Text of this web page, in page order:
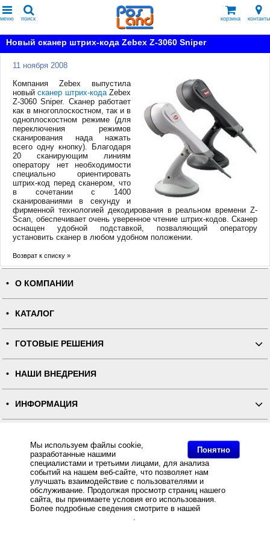
Понятно
Мы используем файлы cookie,
разработанные нашими
специалистами и третьими лицами, для анализа
событий на нашем веб-сайте, что позволяет нам
улучшать взаимодействие с пользователями и
обслуживание. Продолжая просмотр страниц нашего
сайта, вы принимаете условия его использования.
Более подробные сведения смотрите в нашей
.
меню поиск корзина контакты
Новый сканер штрих-кода Zebex Z-3060 Sniper
11 ноября 2008
Компания Zebex выпустила
новыйсканер штрих-кодаZebex
Z-3060 Sniper. Сканер работает
как в многоплоскостном, так и в
одноплоскостном режиме (для
переключения режимов
сканирования нада нажать
всего одну кнопку). Благодаря
20 сканирующим линиям
оператору нет необходимости
специально ориентировать
штрих-код перед сканером, что
в сочетании с 1400
сканированиями в секунду и
фирменной технологией декодирования в реальном времени Z-
Scan, обеспечивает очень уверенное чтение штрих-кодов. Сканер
оснащен удобной подставкой, позваляющий оператору
установить сканер в любом удобном положении.
Возврат к списку »
О КОМПАНИИ
КАТАЛОГ
ГОТОВЫЕ РЕШЕНИЯ
НАШИ ВНЕДРЕНИЯ
ИНФОРМАЦИЯ
ПОЛНАЯ ВЕРСИЯ
Интернет-магазин "ПОСЛЭНД" - торгового оборудования, оборудования для автоматизации общепита и
торговли, расходных материалов
Все права защищены, ООО "ПОСЛЭНД" © 2008-2026.
Политика конфиденциальности
Sniper, Новый сканер штрих-кода Zebex Z-3060 Sniper, Новый сканер штрих-кода Zebex Z-3060 Sniper.